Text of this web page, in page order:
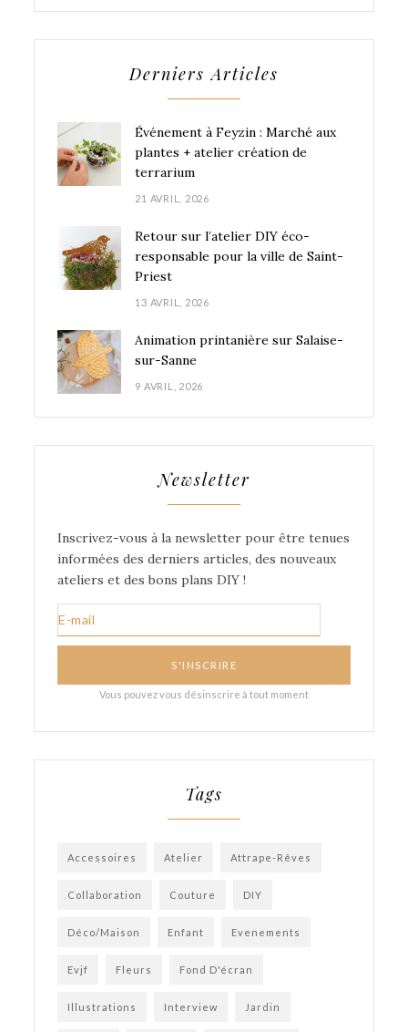
Derniers Articles
Événement à Feyzin : Marché aux
plantes + atelier création de
terrarium
21 AVRIL, 2026
Retour sur l’atelier DIY éco-
responsable pour la ville de Saint-
Priest
13 AVRIL, 2026
Animation printanière sur Salaise-
sur-Sanne
9 AVRIL, 2026
Newsletter
Tags
Accessoires Atelier Attrape-Rêves
Collaboration Couture DIY
Déco/Maison Enfant Evenements
Evjf Fleurs Fond D'écran
Illustrations Interview Jardin